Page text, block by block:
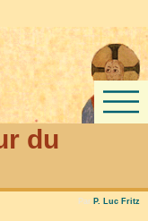
du
Par P. Luc Fritz